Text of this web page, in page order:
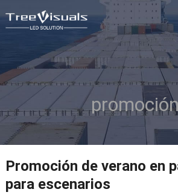
Promoción de verano en
para escenarios